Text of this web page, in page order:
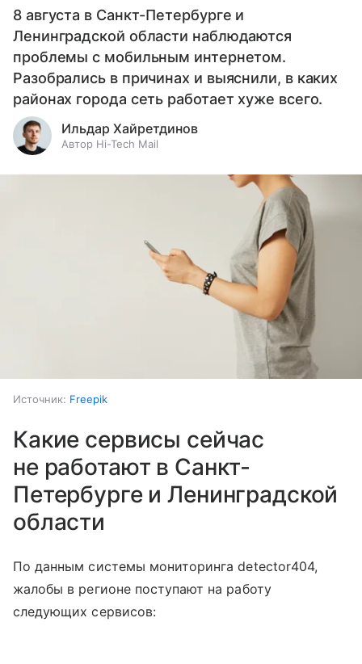
8 августа в Санкт-Петербурге и
Ленинградской области наблюдаются
проблемы с мобильным интернетом.
Разобрались в причинах и выяснили, в каких
районах города сеть работает хуже всего.
Ильдар Хайретдинов
Автор Hi-Tech Mail
Источник: Freepik
Какие сервисы сейчас
не работают в Санкт-
Петербурге и Ленинградской
области
По данным системы мониторинга detector404,
жалобы в регионе поступают на работу
следующих сервисов: